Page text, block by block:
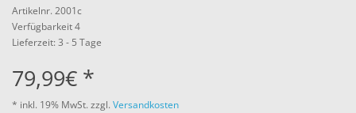
Artikelnr. 2001c
Verfügbarkeit 4
Lieferzeit: 3 - 5 Tage
79,99€ *
* inkl. 19% MwSt. zzgl. Versandkosten